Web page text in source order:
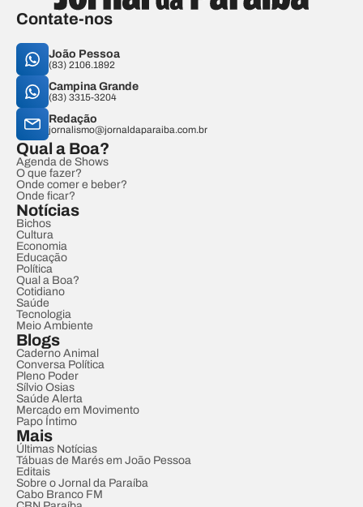
Contate-nos
João Pessoa
(83) 2106.1892
Campina Grande
(83) 3315-3204
Redação
jornalismo@jornaldaparaiba.com.br
Qual a Boa?
Agenda de Shows
O que fazer?
Onde comer e beber?
Onde ficar?
Notícias
Bichos
Cultura
Economia
Educação
Política
Qual a Boa?
Cotidiano
Saúde
Tecnologia
Meio Ambiente
Blogs
Caderno Animal
Conversa Política
Pleno Poder
Sílvio Osias
Saúde Alerta
Mercado em Movimento
Papo Íntimo
Mais
Últimas Notícias
Tábuas de Marés em João Pessoa
Editais
Sobre o Jornal da Paraíba
Cabo Branco FM